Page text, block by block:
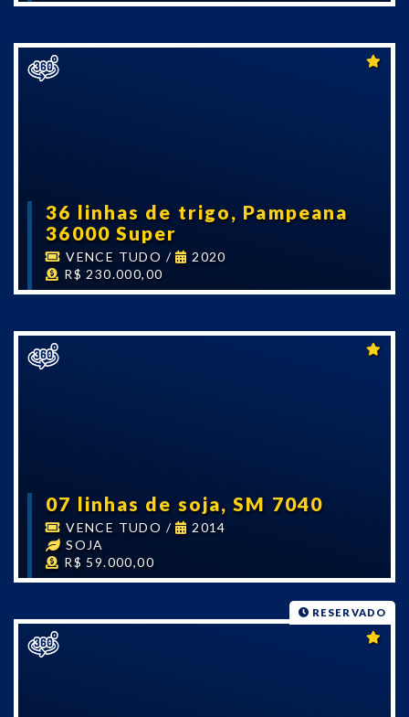
36 linhas de trigo, Pampeana
36000 Super
VENCE TUDO /
2020
R$ 230.000,00
07 linhas de soja, SM 7040
VENCE TUDO /
2014
SOJA
R$ 59.000,00
RESERVADO